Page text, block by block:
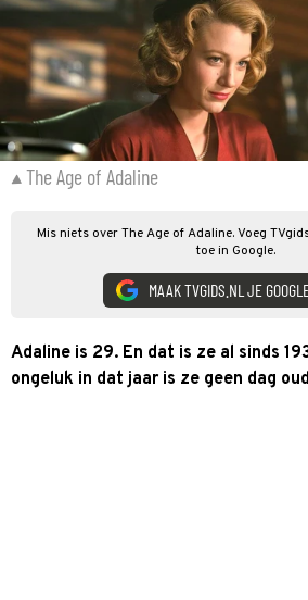
The Age of Adaline
Mis niets over The Age of Adaline. Voeg
toe in Google.
MAAK TVGIDS.NL JE
Adaline is 29. En dat is ze al sinds
ongeluk in dat jaar is ze geen dag